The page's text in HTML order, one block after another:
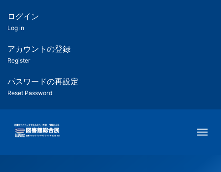
ツ
匿
名
ユ
ー
ー
用
メ
ログイン
Log in
アカウントの登録
Register
パスワードの再設定
Reset Password